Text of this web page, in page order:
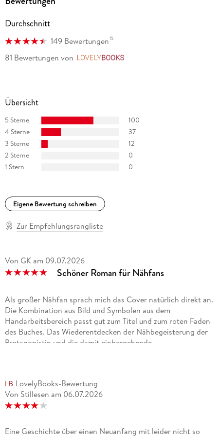
Durchschnitt
149 Bewertungen15
81 Bewertungen von
Übersicht
5 Sterne
100
4 Sterne
37
3 Sterne
12
2 Sterne
0
1 Stern
0
Eigene Bewertung schreiben
Zur Empfehlungsrangliste
Von GK am 09.07.2026
Schöner Roman für Nähfans
Als großer Nähfan sprach mich das Cover natürlich direkt an.
Die Kombination aus Bild und Symbolen aus dem
Handarbeitsbereich passt gut zum Titel und zum roten Faden
des Buches. Das Wiederentdecken der Nähbegeisterung der
Protagonistin und die damit einhergehende
Nebencharaktere genügend Tiefe und ihre Geschichten
werden logisch und ansprechend in die Haupthandlung
eingebunden, so dass sich der Eindruck einer in sich
mitnehmend und ansprechend, der Roman ist aber auch gut
LovelyBooks-Bewertung
Von Stillesen am 06.07.2026
Eine Geschichte über einen Neuanfang mit leider nicht so